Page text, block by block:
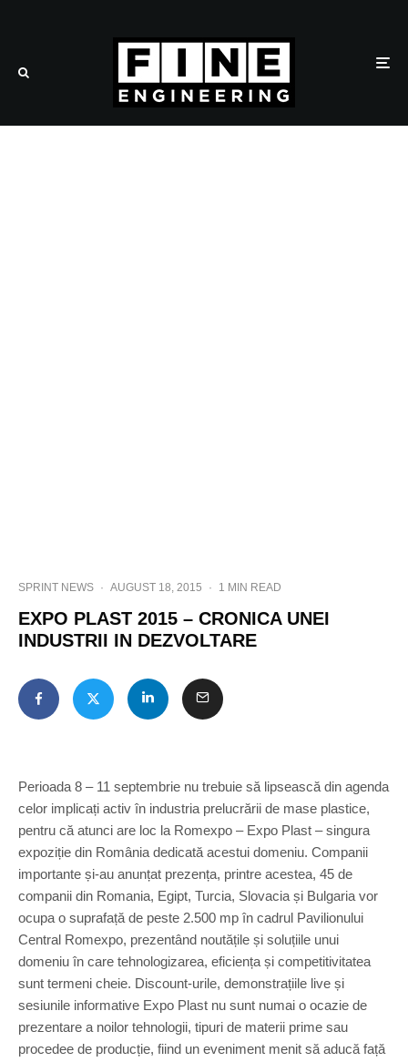
SPRINT NEWS · AUGUST 18, 2015 · 1 MIN READ
EXPO PLAST 2015 – CRONICA UNEI
INDUSTRII IN DEZVOLTARE
Perioada 8 – 11 septembrie nu trebuie să lipsească din agenda
celor implicați activ în industria prelucrării de mase plastice,
pentru că atunci are loc la Romexpo – Expo Plast – singura
expoziție din România dedicată acestui domeniu. Companii
importante și-au anunțat prezența, printre acestea, 45 de
companii din Romania, Egipt, Turcia, Slovacia și Bulgaria vor
ocupa o suprafață de peste 2.500 mp în cadrul Pavilionului
Central Romexpo, prezentând noutățile și soluțiile unui
domeniu în care tehnologizarea, eficiența și competitivitatea
sunt termeni cheie. Discount-urile, demonstrațiile live și
sesiunile informative Expo Plast nu sunt numai o ocazie de
prezentare a noilor tehnologii, tipuri de materii prime sau
procedee de producție, fiind un eveniment menit să aducă față